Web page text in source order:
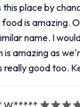
this place by
is amazing.
name. I
is amazing as
really good too.